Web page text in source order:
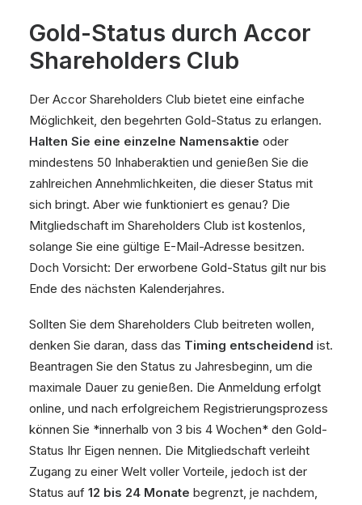
Gold-Status durch Accor
Shareholders Club
Der Accor Shareholders Club bietet eine einfache
Möglichkeit, den begehrten Gold-Status zu erlangen.
Halten Sie eine einzelne Namensaktie oder
mindestens 50 Inhaberaktien und genießen Sie die
zahlreichen Annehmlichkeiten, die dieser Status mit
sich bringt. Aber wie funktioniert es genau? Die
Mitgliedschaft im Shareholders Club ist kostenlos,
solange Sie eine gültige E-Mail-Adresse besitzen.
Doch Vorsicht: Der erworbene Gold-Status gilt nur bis
Ende des nächsten Kalenderjahres.
Sollten Sie dem Shareholders Club beitreten wollen,
denken Sie daran, dass das Timing entscheidend ist.
Beantragen Sie den Status zu Jahresbeginn, um die
maximale Dauer zu genießen. Die Anmeldung erfolgt
online, und nach erfolgreichem Registrierungsprozess
können Sie *innerhalb von 3 bis 4 Wochen* den Gold-
Status Ihr Eigen nennen. Die Mitgliedschaft verleiht
Zugang zu einer Welt voller Vorteile, jedoch ist der
Status auf 12 bis 24 Monate begrenzt, je nachdem,